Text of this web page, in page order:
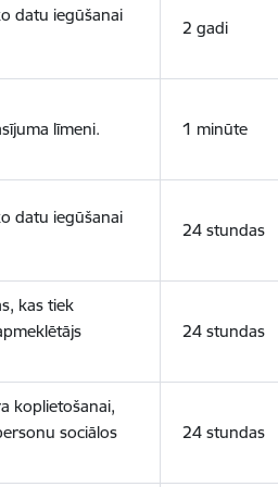
datu iegūšanai
2 gadi
līmeni. 1 minūte
datu iegūšanai
24 stundas
kas tiek
24 stundas
koplietošanai,
sociālos
24 stundas